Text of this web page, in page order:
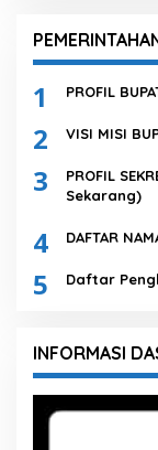
1 PROFIL
2 VISI MISI
3
PROFIL
Sekarang)
4 DAFTAR
5 Daftar
INFORMASI